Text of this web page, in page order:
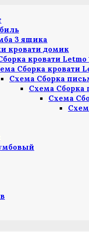
3 ящика
кровати домик
кровати Letmo
Сборка кровати
Схема Сборка
Схема Сборка
Схема